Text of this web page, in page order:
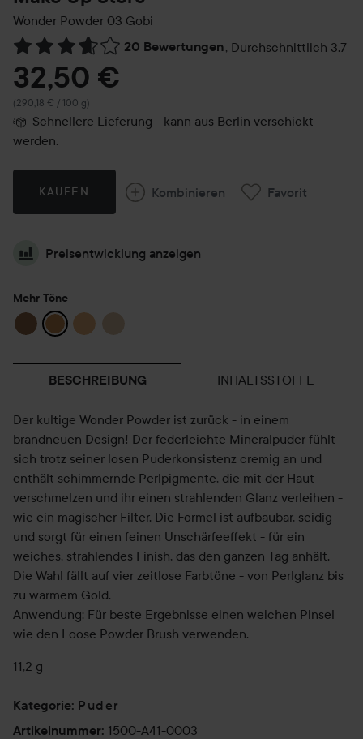
Wonder Powder 03 Gobi
20 Bewertungen, Durchschnittlich 3.7
Weiter zu Reviews & Kommentare
32,50 €
(290,18 € / 100 g)
Schnellere Lieferung - kann aus Berlin verschickt
werden.
KAUFEN Kombinieren Favorit
Preisentwicklung anzeigen
Mehr Töne
BESCHREIBUNG INHALTSSTOFFE
Der kultige Wonder Powder ist zurück - in einem
brandneuen Design! Der federleichte Mineralpuder fühlt
sich trotz seiner losen Puderkonsistenz cremig an und
enthält schimmernde Perlpigmente, die mit der Haut
verschmelzen und ihr einen strahlenden Glanz verleihen -
wie ein magischer Filter. Die Formel ist aufbaubar, seidig
und sorgt für einen feinen Unschärfeeffekt - für ein
weiches, strahlendes Finish, das den ganzen Tag anhält.
Die Wahl fällt auf vier zeitlose Farbtöne - von Perlglanz bis
zu warmem Gold.
Anwendung: Für beste Ergebnisse einen weichen Pinsel
wie den Loose Powder Brush verwenden.
11,2 g
Kategorie: Puder
Artikelnummer: 1500-A41-0003